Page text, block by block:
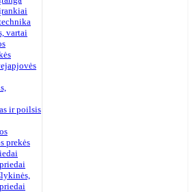
vartai
ir poilsis
prekės